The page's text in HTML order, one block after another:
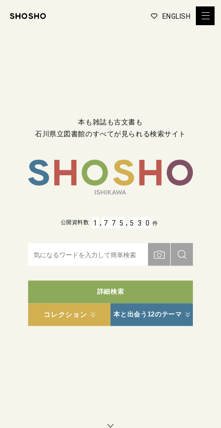
ENGLISH
本も雑誌も古文書も
石川県立図書館のすべてが見られる検索サイト
詳細検索
コレクション 本と出会う12のテーマ
公開資料数 1 , 7 7 5 , 5 3 0 件